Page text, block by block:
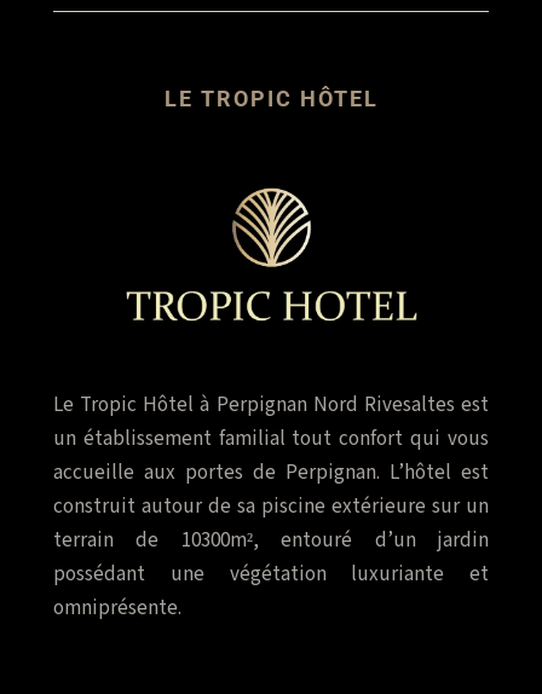
LE TROPIC HÔTEL
Le Tropic Hôtel à Perpignan Nord Rivesaltes est
un établissement familial tout confort qui vous
accueille aux portes de Perpignan. L’hôtel est
construit autour de sa piscine extérieure sur un
terrain de 10300m², entouré d’un jardin
possédant une végétation luxuriante et
omniprésente.